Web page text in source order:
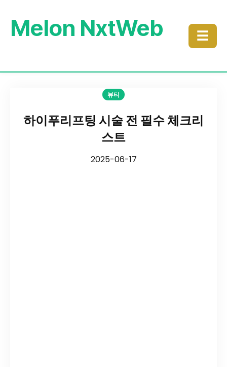
Melon NxtWeb ☰
뷰티
하이푸리프팅 시술 전 필수 체크리
스트
2025-06-17